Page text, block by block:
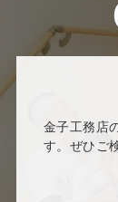
金子工務店
す。ぜひご